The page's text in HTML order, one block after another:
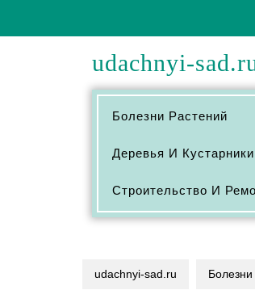
udachnyi-
Болезни Растений
Деревья И Кустарники
Строительство И
udachnyi-sad.ru Болезни